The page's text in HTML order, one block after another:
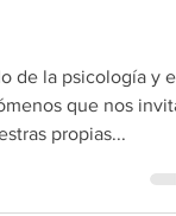
no estan
de la psicología y el
que nos
propias...